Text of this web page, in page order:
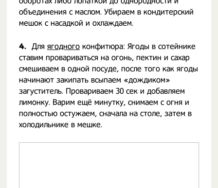
объединения с маслом. Убираем в кондитерский
мешок с насадкой и охлаждаем.
4. Для ягодного конфитюра: Ягоды в сотейнике
ставим провариваться на огонь, пектин и сахар
смешиваем в одной посуде, после того как ягоды
начинают закипать всыпаем «дождиком»
загуститель. Провариваем 30 сек и добавляем
лимонку. Варим ещё минутку, снимаем с огня и
полностью остужаем, сначала на столе, затем в
холодильнике в мешке.